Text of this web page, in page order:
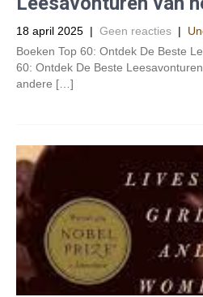
18 april 2025 | Geen reacties |
Boeken Top 60: Ontdek De Beste
60: Ontdek De Beste
andere […]